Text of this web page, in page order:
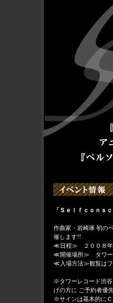
「Ｓｅｌｆｃｏｎ
作曲家・岩崎琢 初の
催します!!
≪日程≫ ２００８年
≪開催場所≫ タワー
≪入場方法≫観覧はフ
※タワーレコード渋
げの方に ご予約者優
※サインは基本的に